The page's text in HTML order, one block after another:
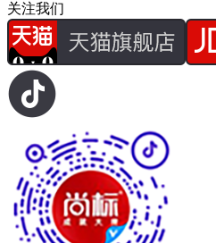
关注我们